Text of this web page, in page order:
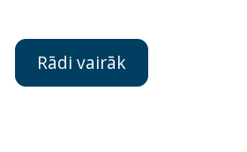
Rādi vairāk